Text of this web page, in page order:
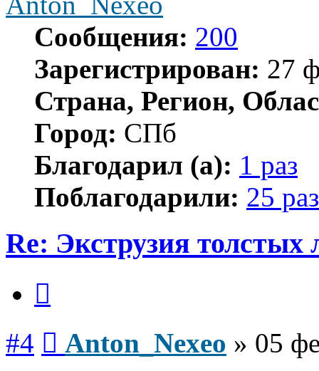
Сообщения: 200
Зарегистрирован: 27
Страна, Регион,
Город: СПб
Благодарил (а): 1 раз
Поблагодарили: 25 раз
Re: Экструзия
#4 Anton_Nexeo » 05